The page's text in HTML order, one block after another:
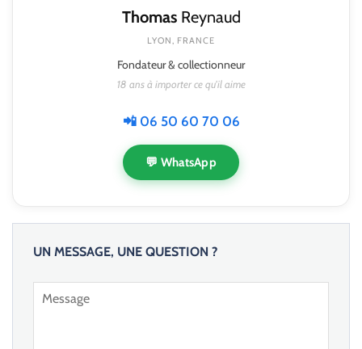
ThomasReynaud
LYON, FRANCE
Fondateur & collectionneur
18 ans à importer ce qu'il aime
📲 06 50 60 70 06
💬 WhatsApp
UN MESSAGE, UNE QUESTION ?